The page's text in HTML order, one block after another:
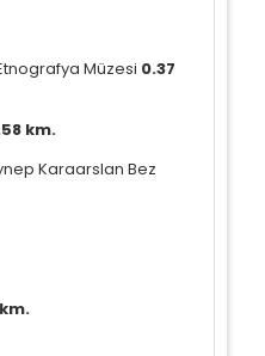
Et Tercihleri Kaydet
Müzesi 0.37
km.
Karaarslan Bez